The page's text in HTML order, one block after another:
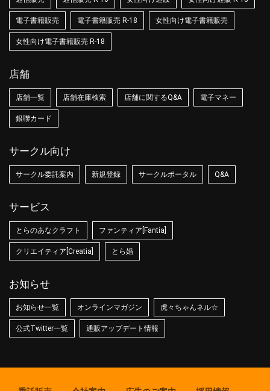
電子書籍販売 電子書籍販売 R-18 女性向け電子書籍販売
女性向け電子書籍販売 R-18
店舗
店舗一覧 店舗在庫検索 店舗に関するQ&A 電子マネー
銀聯カード
サークル向け
サークル委託案内 新規登録 サークルポータル Q&A
サービス
とらのあなクラフト ファンティア[Fantia]
クリエイティア[Creatia] とら婚
お知らせ
お知らせ一覧 オンラインマガジン 虎々ちゃんネル☆
公式Twitter一覧 通販アップデート情報